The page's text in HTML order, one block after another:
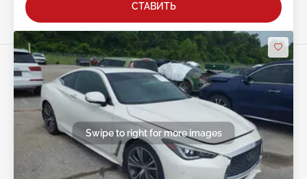
СТАВИТЬ
Swipe to right for more images